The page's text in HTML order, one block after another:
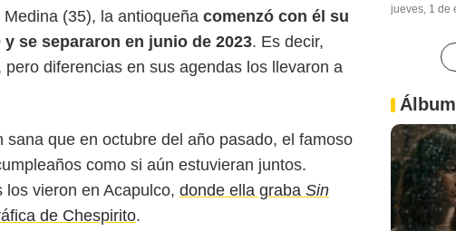
(35), la antioqueña comenzó con él su
se separaron en junio de 2023. Es decir,
diferencias en sus agendas los llevaron a
sana que en octubre del año pasado, el famoso
como si aún estuvieran juntos.
vieron en Acapulco, donde ella graba Sin
de Chespirito.
jueves, 1 de